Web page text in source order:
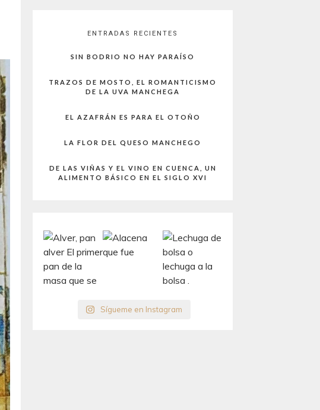
ENTRADAS RECIENTES
SIN BODRIO NO HAY PARAÍSO
TRAZOS DE MOSTO, EL ROMANTICISMO
DE LA UVA MANCHEGA
EL AZAFRÁN ES PARA EL OTOÑO
LA FLOR DEL QUESO MANCHEGO
DE LAS VIÑAS Y EL VINO EN CUENCA, UN
ALIMENTO BÁSICO EN EL SIGLO XVI
Sígueme en Instagram